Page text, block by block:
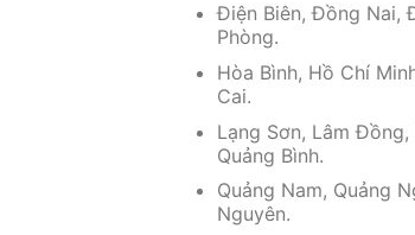
Điện Biên, Đồng Nai,
Phòng.
Hòa Bình, Hồ Chí
Cai.
Lạng Sơn, Lâm Đồng,
Quảng Bình.
Quảng Nam, Quảng
Nguyên.